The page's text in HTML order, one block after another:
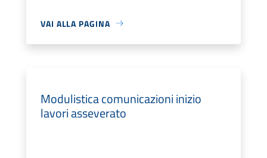
VAI ALLA PAGINA
Modulistica comunicazioni inizio
lavori asseverato